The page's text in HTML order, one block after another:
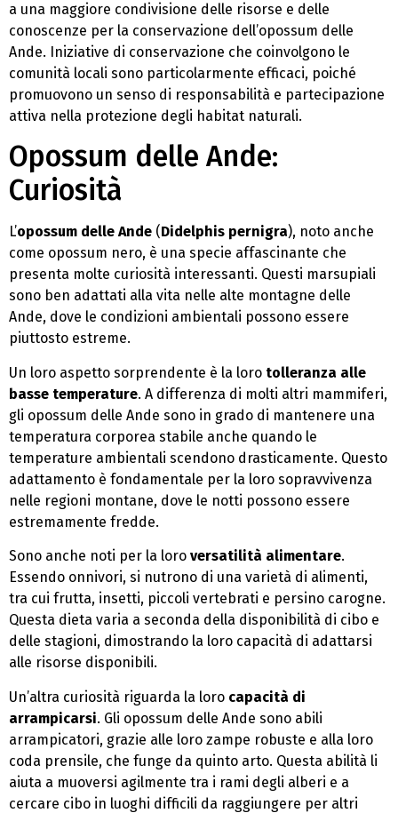
a una maggiore condivisione delle risorse e delle
conoscenze per la conservazione dell’opossum delle
Ande. Iniziative di conservazione che coinvolgono le
comunità locali sono particolarmente efficaci, poiché
promuovono un senso di responsabilità e partecipazione
attiva nella protezione degli habitat naturali.
Opossum delle Ande:
Curiosità
L’opossum delle Ande (Didelphis pernigra), noto anche
come opossum nero, è una specie affascinante che
presenta molte curiosità interessanti. Questi marsupiali
sono ben adattati alla vita nelle alte montagne delle
Ande, dove le condizioni ambientali possono essere
piuttosto estreme.
Un loro aspetto sorprendente è la loro tolleranza alle
basse temperature. A differenza di molti altri mammiferi,
gli opossum delle Ande sono in grado di mantenere una
temperatura corporea stabile anche quando le
temperature ambientali scendono drasticamente. Questo
adattamento è fondamentale per la loro sopravvivenza
nelle regioni montane, dove le notti possono essere
estremamente fredde.
Sono anche noti per la loro versatilità alimentare.
Essendo onnivori, si nutrono di una varietà di alimenti,
tra cui frutta, insetti, piccoli vertebrati e persino carogne.
Questa dieta varia a seconda della disponibilità di cibo e
delle stagioni, dimostrando la loro capacità di adattarsi
alle risorse disponibili.
Un’altra curiosità riguarda la loro capacità di
arrampicarsi. Gli opossum delle Ande sono abili
arrampicatori, grazie alle loro zampe robuste e alla loro
coda prensile, che funge da quinto arto. Questa abilità li
aiuta a muoversi agilmente tra i rami degli alberi e a
cercare cibo in luoghi difficili da raggiungere per altri